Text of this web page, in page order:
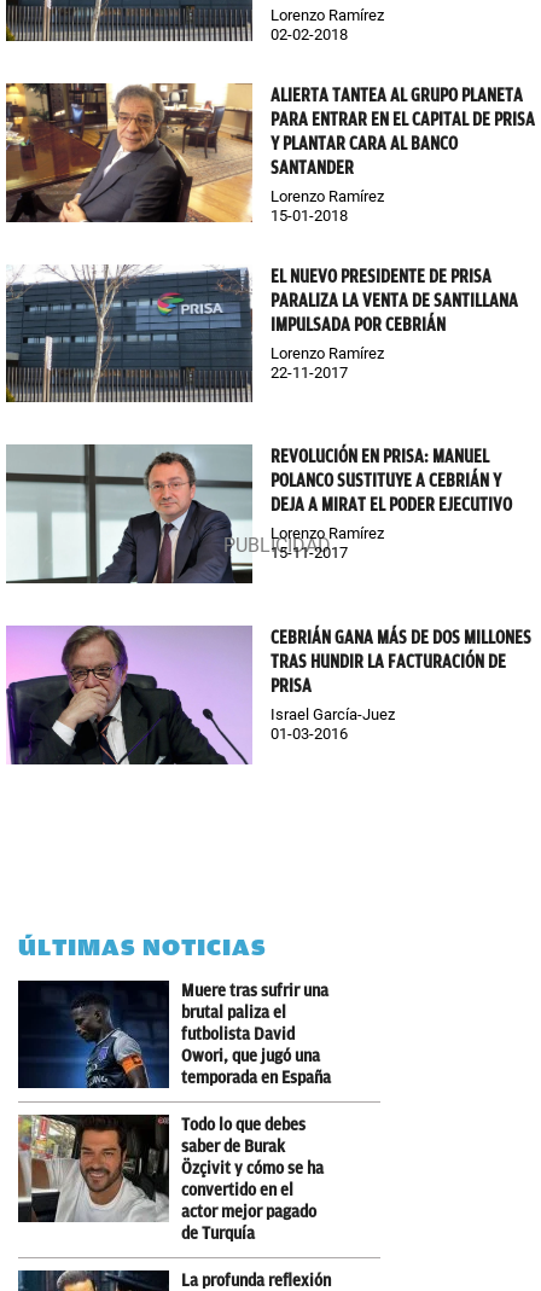
Lorenzo Ramírez
02-02-2018
ALIERTA TANTEA AL GRUPO PLANETA
PARA ENTRAR EN EL CAPITAL DE PRISA
Y PLANTAR CARA AL BANCO
SANTANDER
Lorenzo Ramírez
15-01-2018
EL NUEVO PRESIDENTE DE PRISA
PARALIZA LA VENTA DE SANTILLANA
IMPULSADA POR CEBRIÁN
Lorenzo Ramírez
22-11-2017
REVOLUCIÓN EN PRISA: MANUEL
POLANCO SUSTITUYE A CEBRIÁN Y
DEJA A MIRAT EL PODER EJECUTIVO
Lorenzo Ramírez
15-11-2017
CEBRIÁN GANA MÁS DE DOS MILLONES
TRAS HUNDIR LA FACTURACIÓN DE
PRISA
Israel García-Juez
01-03-2016
ÚLTIMAS NOTICIAS
Muere tras sufrir una
brutal paliza el
futbolista David
Owori, que jugó una
temporada en España
Todo lo que debes
saber de Burak
Özçivit y cómo se ha
convertido en el
actor mejor pagado
de Turquía
La profunda reflexión